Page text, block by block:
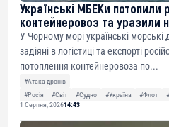
Українські МБЕКи потопили
контейнеровоз та уразили
У Чорному морі українські
задіяні в логістиці та експорті
потоплення контейнеровоза по...
#Атака дронів
#Росія
#Світ #Судно #Україна #Флот
1 Серпня, 202614:43